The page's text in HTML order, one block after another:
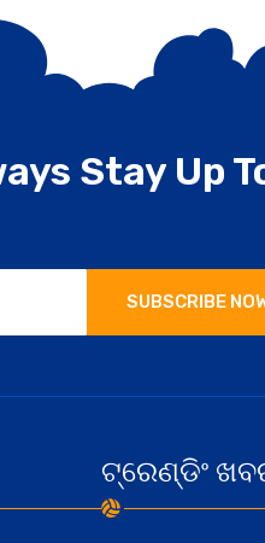
Stay Up
SUBSCRIBE
ଟ୍ରେଣ୍ଡିଂ